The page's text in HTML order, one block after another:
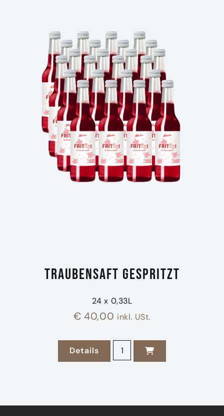
Traubensaft gespritzt
24 x 0,33L
€ 40,00 inkl. USt.
Details zu Traubensaft gespritzt
Traubensaft gespritzt Menge